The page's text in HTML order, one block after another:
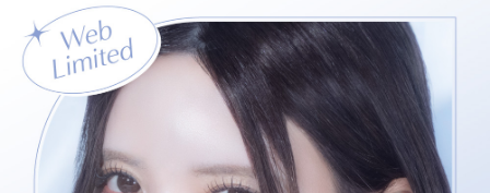
②超微細パール
トーンアップ※シルバー×肌なじみベージュの超微細パールを配合
素肌からうるおいがあるような繊細なツヤ感を演出し、
透明感ベールを纏ったうるみフェイスに※
③しっとり高密着
シア脂・ヤシ油・アボカド油など